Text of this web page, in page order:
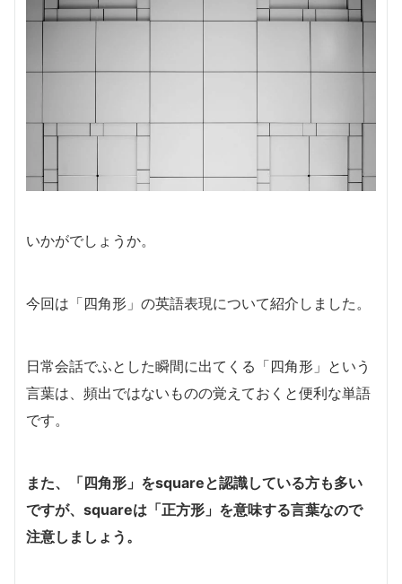
いかがでしょうか。
今回は「四角形」の英語表現について紹介しました。
日常会話でふとした瞬間に出てくる「四角形」という
言葉は、頻出ではないものの覚えておくと便利な単語
です。
また、「四角形」をsquareと認識している方も多い
ですが、squareは「正方形」を意味する言葉なので
注意しましょう。